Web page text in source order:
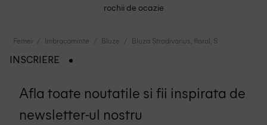
rochii de ocazie
Femei Imbracaminte Bluze Bluza Stradivarius, floral, S
INSCRIERE
Afla toate noutatile si fii inspirata de
newsletter-ul nostru